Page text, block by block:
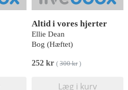
Altid i vores hjerter
Ellie Dean
Bog (Hæftet)
252 kr ( 300 kr)
Læg i kurv